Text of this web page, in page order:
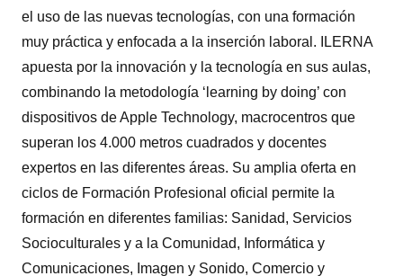
el uso de las nuevas tecnologías, con una formación
muy práctica y enfocada a la inserción laboral. ILERNA
apuesta por la innovación y la tecnología en sus aulas,
combinando la metodología ‘learning by doing’ con
dispositivos de Apple Technology, macrocentros que
superan los 4.000 metros cuadrados y docentes
expertos en las diferentes áreas. Su amplia oferta en
ciclos de Formación Profesional oficial permite la
formación en diferentes familias: Sanidad, Servicios
Socioculturales y a la Comunidad, Informática y
Comunicaciones, Imagen y Sonido, Comercio y